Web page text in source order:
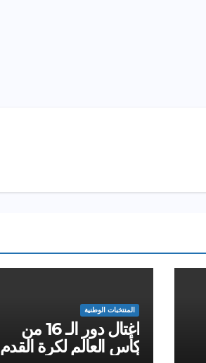
المنتخبات الوطنية
اغتال دور الـ 16 من
كأس العالم لكرة القدم